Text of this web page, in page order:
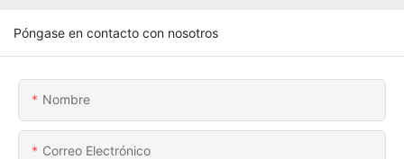
Póngase en contacto con nosotros
Nombre
Correo Electrónico